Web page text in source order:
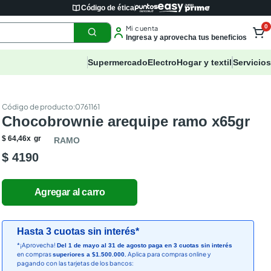
Código de ética
Mi cuenta
Ingresa y aprovecha tus beneficios
0
SupermercadoElectroHogar y textilServicios
:0761161
Chocobrownie arequipe ramo x65gr
$ 64,46x gr RAMO
$ 4190
Hasta 3 cuotas sin interés*
*¡Aprovecha!Del 1 de mayo al 31 de agosto paga en 3 cuotas sin interés
en comprassuperiores a $1.500.000. Aplica para compras online y
pagando con las tarjetas de los bancos: